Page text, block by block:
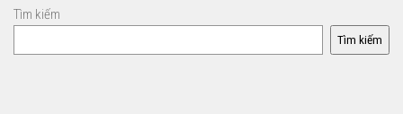
Tìm kiếm
Tìm kiếm